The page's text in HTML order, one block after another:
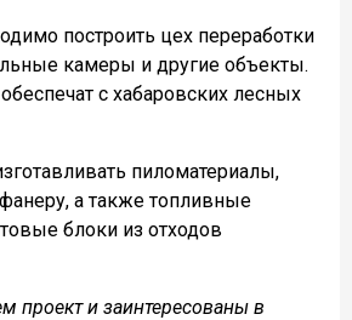
построить цех переработки
камеры и другие объекты.
с хабаровских лесных
пиломатериалы,
а также топливные
блоки из отходов
проект и заинтересованы в